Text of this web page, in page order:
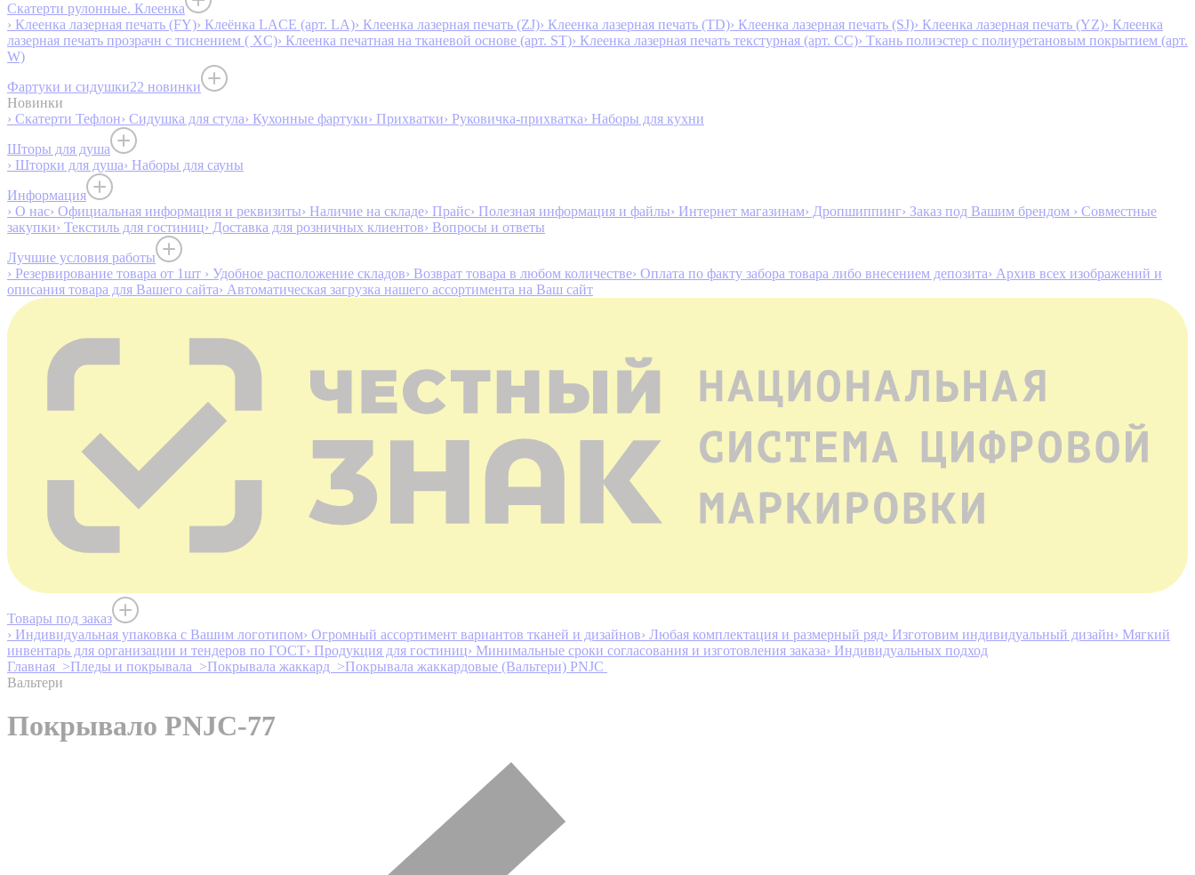
Скатерти рулонные. Клеенка
› Клеенка лазерная печать (FY)› Клеёнка LACE (арт. LA)› Клеенка лазерная печать (ZJ)› Клеенка лазерная печать (TD)› Клеенка лазерная печать (SJ)› Клеенка лазерная печать (YZ)› Клеенка
лазерная печать прозрачн с тиснением ( XC)› Клеенка печатная на тканевой основе (арт. ST)› Клеенка лазерная печать текстурная (арт. CC)› Ткань полиэстер с полиуретановым покрытием (арт.
W)
Фартуки и сидушки22 новинки
Новинки
› Скатерти Тефлон› Сидушка для стула› Кухонные фартуки› Прихватки› Руковичка-прихватка› Наборы для кухни
Шторы для душа
› Шторки для душа› Наборы для сауны
Информация
› О нас› Официальная информация и реквизиты› Наличие на складе› Прайс› Полезная информация и файлы› Интернет магазинам› Дропшиппинг› Заказ под Вашим брендом › Совместные
закупки› Текстиль для гостиниц› Доставка для розничных клиентов› Вопросы и ответы
Лучшие условия работы
› Резервирование товара от 1шт › Удобное расположение складов› Возврат товара в любом количестве› Оплата по факту забора товара либо внесением депозита› Архив всех изображений и
описания товара для Вашего сайта› Автоматическая загрузка нашего ассортимента на Ваш сайт
Товары под заказ
› Индивидуальная упаковка с Вашим логотипом› Огромный ассортимент вариантов тканей и дизайнов› Любая комплектация и размерный ряд› Изготовим индивидуальный дизайн› Мягкий
инвентарь для организации и тендеров по ГОСТ› Продукция для гостиниц› Минимальные сроки согласования и изготовления заказа› Индивидуальных подход
Главная >Пледы и покрывала >Покрывала жаккард >Покрывала жаккардовые (Вальтери) PNJC
Вальтери
Покрывало PNJC-77